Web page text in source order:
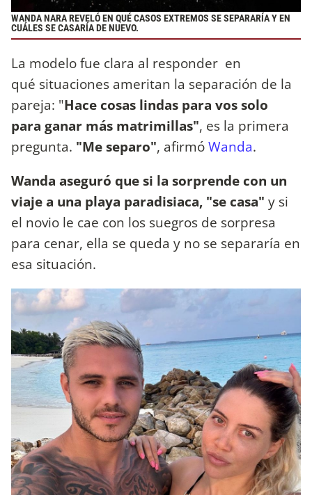
WANDA NARA REVELÓ EN QUÉ CASOS EXTREMOS SE SEPARARÍA Y EN
CUÁLES SE CASARÍA DE NUEVO.
La modelo fue clara al responder en
qué situaciones ameritan la separación de la
pareja: "Hace cosas lindas para vos solo
para ganar más matrimillas", es la primera
pregunta. "Me separo", afirmóWanda.
Wanda aseguró que si la sorprende con un
viaje a una playa paradisiaca, "se casa" y si
el novio le cae con los suegros de sorpresa
para cenar, ella se queda y no se separaría en
esa situación.